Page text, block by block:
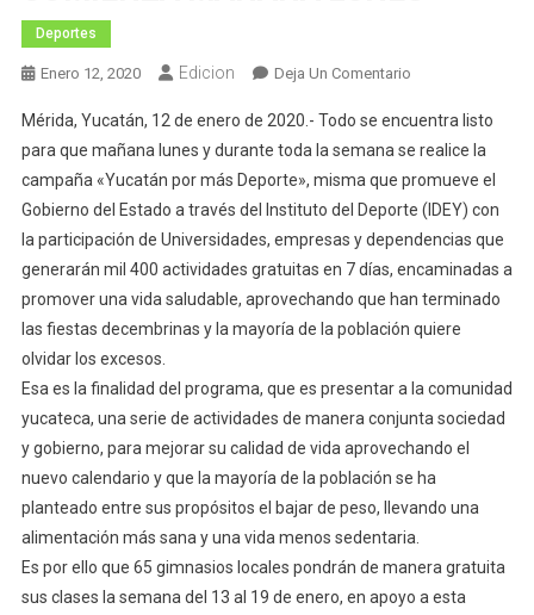
Deportes
Enero 12, 2020 Edicion Deja Un ComentarioEn
POR
MÁS
DEPORTE»
COMIENZA
MAÑANA
LUNES
Mérida, Yucatán, 12 de enero de 2020.- Todo se encuentra listo
para que mañana lunes y durante toda la semana se realice la
campaña «Yucatán por más Deporte», misma que promueve el
Gobierno del Estado a través del Instituto del Deporte (IDEY) con
la participación de Universidades, empresas y dependencias que
generarán mil 400 actividades gratuitas en 7 días, encaminadas a
promover una vida saludable, aprovechando que han terminado
las fiestas decembrinas y la mayoría de la población quiere
olvidar los excesos.
Esa es la finalidad del programa, que es presentar a la comunidad
yucateca, una serie de actividades de manera conjunta sociedad
y gobierno, para mejorar su calidad de vida aprovechando el
nuevo calendario y que la mayoría de la población se ha
planteado entre sus propósitos el bajar de peso, llevando una
alimentación más sana y una vida menos sedentaria.
Es por ello que 65 gimnasios locales pondrán de manera gratuita
sus clases la semana del 13 al 19 de enero, en apoyo a esta